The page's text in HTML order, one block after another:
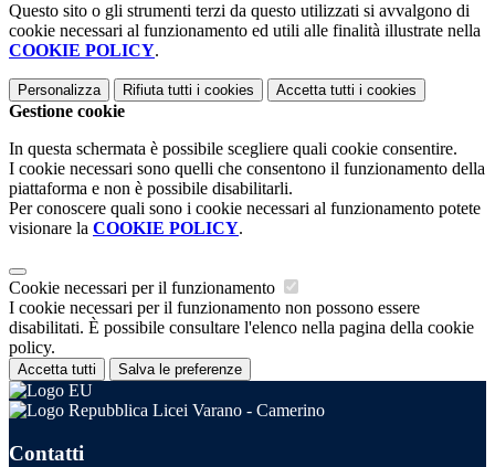
Questo sito o gli strumenti terzi da questo utilizzati si avvalgono di
cookie necessari al funzionamento ed utili alle finalità illustrate nella
COOKIE POLICY.
Personalizza Rifiuta tutti i cookies Accetta tutti i cookies
Gestione cookie
In questa schermata è possibile scegliere quali cookie consentire.
I cookie necessari sono quelli che consentono il funzionamento della
piattaforma e non è possibile disabilitarli.
Per conoscere quali sono i cookie necessari al funzionamento potete
visionare la COOKIE POLICY.
Cookie necessari per il funzionamento
I cookie necessari per il funzionamento non possono essere
disabilitati. È possibile consultare l'elenco nella pagina della cookie
policy.
Accetta tutti Salva le preferenze
Licei Varano - Camerino
Contatti